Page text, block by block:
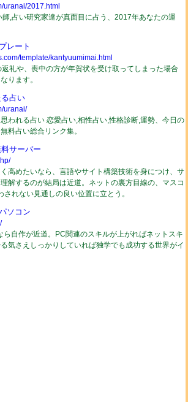
uranai/2017.html
師,占い研究家達が真面目に占う、2017年あなたの運
レート
template/kantyuumimai.html
礼や、喪中の方が年賀状を受け取ってしまった場合
ります。
占い
uranai/
われる占い 恋愛占い,相性占い,性格診断,運勢、今日の
料占い総合リンク集。
サーバー
高めたいなら、言語やサイト構築技術を身につけ、サ
解するのが結局は近道。ネットの裏方目線の、マスコ
されない見通しの良い位置に立とう。
ソコン
ら自作が近道。PC関連のスキルが上がればネットスキ
気さえしっかりしていれば独学でも成功する世界がイ